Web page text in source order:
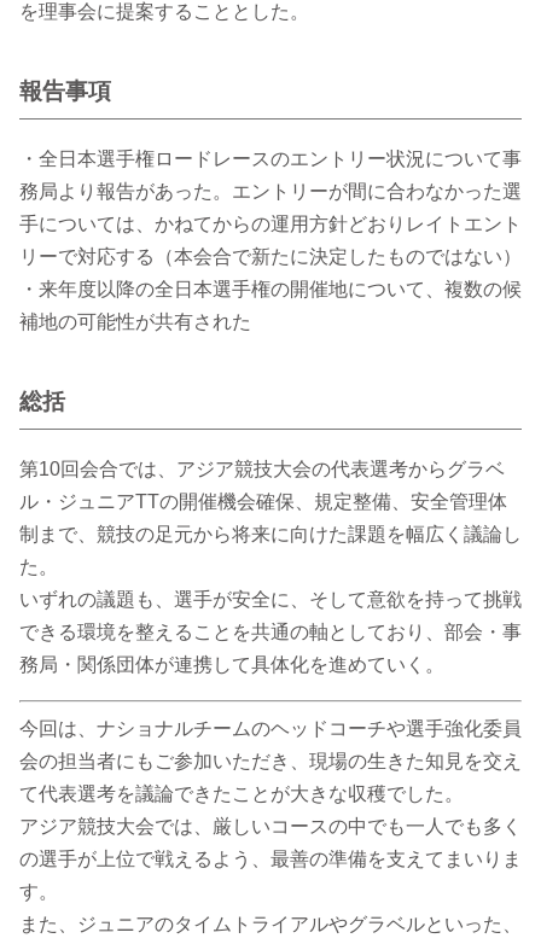
を理事会に提案することとした。
報告事項
・全日本選手権ロードレースのエントリー状況について事
務局より報告があった。エントリーが間に合わなかった選
手については、かねてからの運用方針どおりレイトエント
リーで対応する（本会合で新たに決定したものではない）
・来年度以降の全日本選手権の開催地について、複数の候
補地の可能性が共有された
総括
第10回会合では、アジア競技大会の代表選考からグラベ
ル・ジュニアTTの開催機会確保、規定整備、安全管理体
制まで、競技の足元から将来に向けた課題を幅広く議論し
た。
いずれの議題も、選手が安全に、そして意欲を持って挑戦
できる環境を整えることを共通の軸としており、部会・事
務局・関係団体が連携して具体化を進めていく。
今回は、ナショナルチームのヘッドコーチや選手強化委員
会の担当者にもご参加いただき、現場の生きた知見を交え
て代表選考を議論できたことが大きな収穫でした。
アジア競技大会では、厳しいコースの中でも一人でも多く
の選手が上位で戦えるよう、最善の準備を支えてまいりま
す。
また、ジュニアのタイムトライアルやグラベルといった、